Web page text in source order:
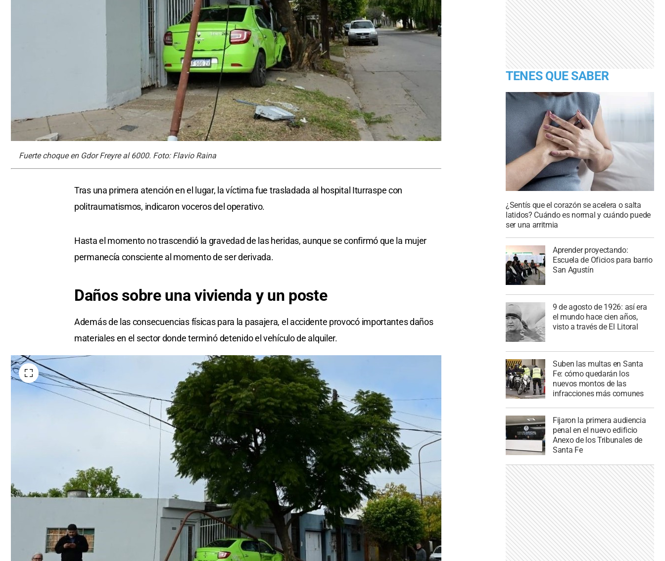
Fuerte choque en Gdor Freyre al 6000. Foto: Flavio Raina
Tras una primera atención en el lugar, la víctima fue trasladada al hospital Iturraspe con
politraumatismos, indicaron voceros del operativo.
Hasta el momento no trascendió la gravedad de las heridas, aunque se confirmó que la mujer
permanecía consciente al momento de ser derivada.
Daños sobre una vivienda y un poste
Además de las consecuencias físicas para la pasajera, el accidente provocó importantes daños
materiales en el sector donde terminó detenido el vehículo de alquiler.
TENES QUE SABER
¿Sentís que el corazón se acelera o salta
latidos? Cuándo es normal y cuándo puede
ser una arritmia
Aprender proyectando:
Escuela de Oficios para barrio
San Agustín
9 de agosto de 1926: así era
el mundo hace cien años,
visto a través de El Litoral
Suben las multas en Santa
Fe: cómo quedarán los
nuevos montos de las
infracciones más comunes
Fijaron la primera audiencia
penal en el nuevo edificio
Anexo de los Tribunales de
Santa Fe